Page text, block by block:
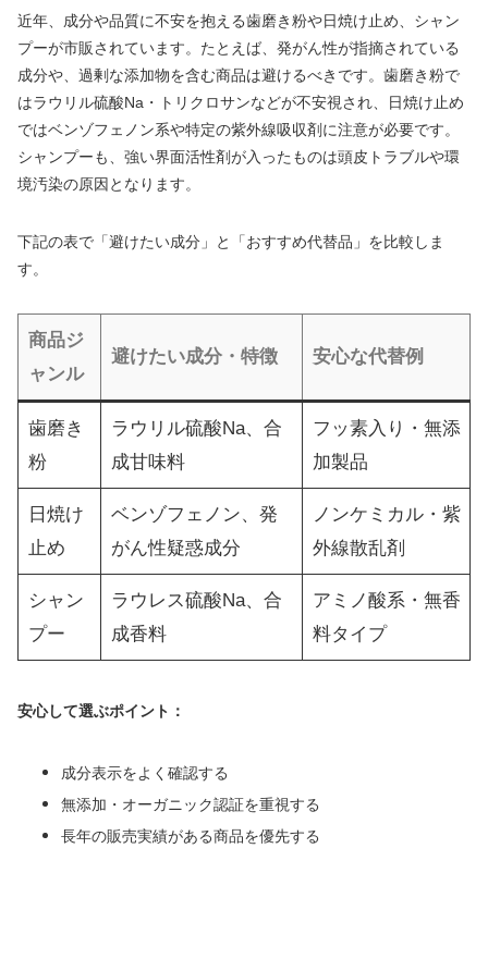
近年、成分や品質に不安を抱える歯磨き粉や日焼け止め、シャン
プーが市販されています。たとえば、発がん性が指摘されている
成分や、過剰な添加物を含む商品は避けるべきです。歯磨き粉で
はラウリル硫酸Na・トリクロサンなどが不安視され、日焼け止め
ではベンゾフェノン系や特定の紫外線吸収剤に注意が必要です。
シャンプーも、強い界面活性剤が入ったものは頭皮トラブルや環
境汚染の原因となります。
下記の表で「避けたい成分」と「おすすめ代替品」を比較しま
す。
商品ジ
ャンル
避けたい成分・特徴 安心な代替例
歯磨き
粉
ラウリル硫酸Na、合
成甘味料
フッ素入り・無添
加製品
日焼け
止め
ベンゾフェノン、発
がん性疑惑成分
ノンケミカル・紫
外線散乱剤
シャン
プー
ラウレス硫酸Na、合
成香料
アミノ酸系・無香
料タイプ
安心して選ぶポイント：
成分表示をよく確認する
無添加・オーガニック認証を重視する
長年の販売実績がある商品を優先する